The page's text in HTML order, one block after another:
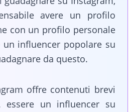
avere un profilo
con un profilo personale
influencer popolare su
da questo.
offre contenuti brevi
essere un influencer su